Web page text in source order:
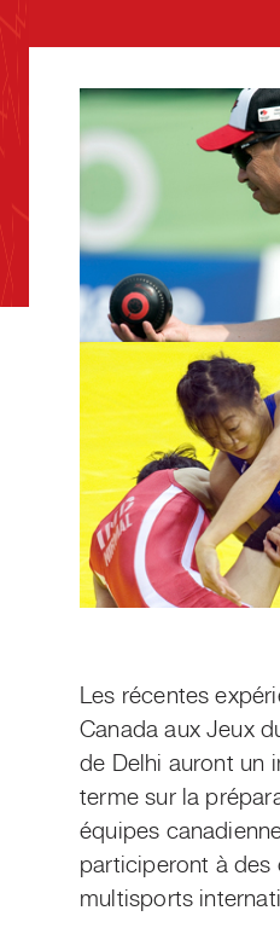
Les récentes
Canada aux Jeux
de Delhi auront un
terme sur la
équipes
participeront à des
multisports